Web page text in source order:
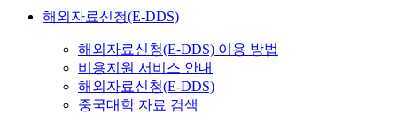
해외자료신청(E-DDS)
해외자료신청(E-DDS) 이용 방법
비용지원 서비스 안내
해외자료신청(E-DDS)
중국대학 자료 검색